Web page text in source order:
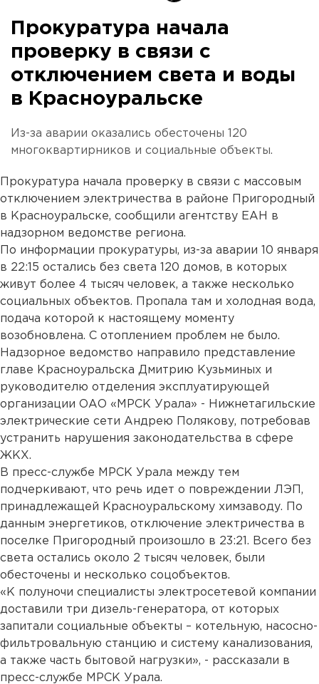
Прокуратура начала
проверку в связи с
отключением света и воды
в Красноуральске
Из-за аварии оказались обесточены 120
многоквартирников и социальные объекты.
Прокуратура начала проверку в связи с массовым
отключением электричества в районе Пригородный
в Красноуральске, сообщили агентству ЕАН в
надзорном ведомстве региона.
По информации прокуратуры, из-за аварии 10 января
в 22:15 остались без света 120 домов, в которых
живут более 4 тысяч человек, а также несколько
социальных объектов. Пропала там и холодная вода,
подача которой к настоящему моменту
возобновлена. С отоплением проблем не было.
Надзорное ведомство направило представление
главе Красноуральска Дмитрию Кузьминых и
руководителю отделения эксплуатирующей
организации ОАО «МРСК Урала» - Нижнетагильские
электрические сети Андрею Полякову, потребовав
устранить нарушения законодательства в сфере
ЖКХ.
В пресс-службе МРСК Урала между тем
подчеркивают, что речь идет о повреждении ЛЭП,
принадлежащей Красноуральскому химзаводу. По
данным энергетиков, отключение электричества в
поселке Пригородный произошло в 23:21. Всего без
света остались около 2 тысяч человек, были
обесточены и несколько соцобъектов.
«К полуночи специалисты электросетевой компании
доставили три дизель-генератора, от которых
запитали социальные объекты – котельную, насосно-
фильтровальную станцию и систему канализования,
а также часть бытовой нагрузки», - рассказали в
пресс-службе МРСК Урала.